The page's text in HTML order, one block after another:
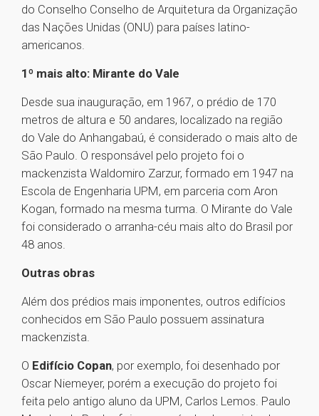
do Conselho Conselho de Arquitetura da Organização
das Nações Unidas (ONU) para países latino-
americanos.
1º mais alto: Mirante do Vale
Desde sua inauguração, em 1967, o prédio de 170
metros de altura e 50 andares, localizado na região
do Vale do Anhangabaú, é considerado o mais alto de
São Paulo. O responsável pelo projeto foi o
mackenzista Waldomiro Zarzur, formado em 1947 na
Escola de Engenharia UPM, em parceria com Aron
Kogan, formado na mesma turma. O Mirante do Vale
foi considerado o arranha-céu mais alto do Brasil por
48 anos.
Outras obras
Além dos prédios mais imponentes, outros edifícios
conhecidos em São Paulo possuem assinatura
mackenzista.
O Edifício Copan, por exemplo, foi desenhado por
Oscar Niemeyer, porém a execução do projeto foi
feita pelo antigo aluno da UPM, Carlos Lemos. Paulo